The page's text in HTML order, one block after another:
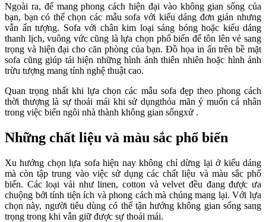
Ngoài ra, để mang phong cách hiện đại vào không gian sống của
bạn, bạn có thể chọn các mẫu sofa với kiểu dáng đơn giản nhưng
vẫn ấn tượng. Sofa với chân kim loại sáng bóng hoặc kiểu dáng
thanh lịch, vuông vức cũng là lựa chọn phổ biến để tôn lên vẻ sang
trọng và hiện đại cho căn phòng của bạn. Đồ họa in ấn trên bề mặt
sofa cũng giúp tái hiện những hình ảnh thiên nhiên hoặc hình ảnh
trừu tượng mang tính nghệ thuật cao.
Quan trọng nhất khi lựa chọn các mẫu sofa đẹp theo phong cách
thời thượng là sự thoải mái khi sử dụngthỏa mãn ý muốn cá nhân
trong việc biến ngôi nhà thành không gian sốngxử .
Những chất liệu và màu sắc phổ biến
Xu hướng chọn lựa sofa hiện nay không chỉ dừng lại ở kiểu dáng
mà còn tập trung vào việc sử dụng các chất liệu và màu sắc phổ
biến. Các loại vải như linen, cotton và velvet đều đang được ưa
chuộng bởi tính tiện ích và phong cách mà chúng mang lại. Với lựa
chọn này, người tiêu dùng có thể tận hưởng không gian sống sang
trọng trong khi vẫn giữ được sự thoải mái.